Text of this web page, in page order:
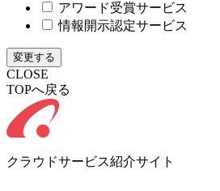
アワード受賞サービス
情報開示認定サービス
変更する
CLOSE
TOPへ戻る
クラウドサービス紹介サイト